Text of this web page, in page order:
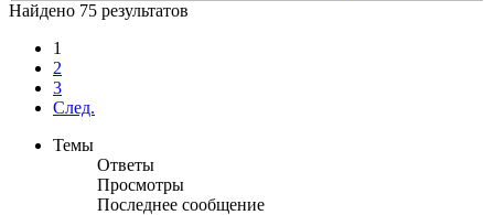
Найдено 75 результатов
1
2
3
След.
Темы
Ответы
Просмотры
Последнее сообщение